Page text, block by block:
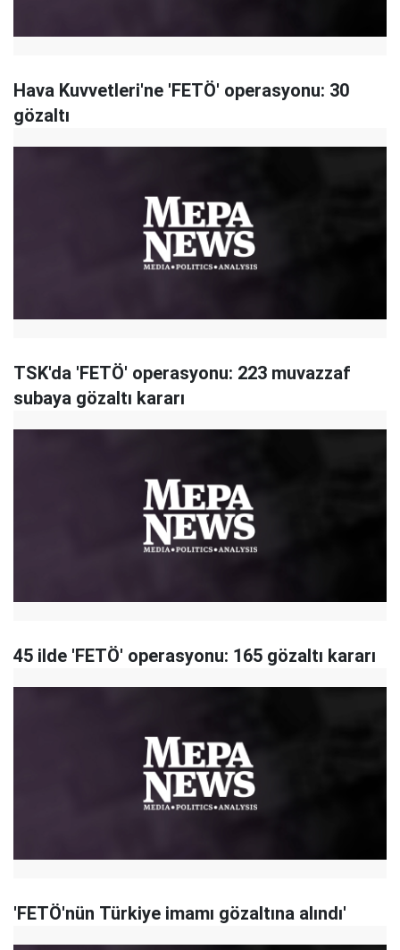
Hava Kuvvetleri'ne 'FETÖ' operasyonu: 30
gözaltı
TSK'da 'FETÖ' operasyonu: 223 muvazzaf
subaya gözaltı kararı
45 ilde 'FETÖ' operasyonu: 165 gözaltı kararı
'FETÖ'nün Türkiye imamı gözaltına alındı'